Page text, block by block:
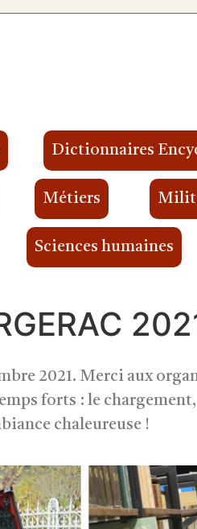
Dictionnaires
Métiers
Sciences humaines
2021. Merci aux
forts : le
chaleureuse !